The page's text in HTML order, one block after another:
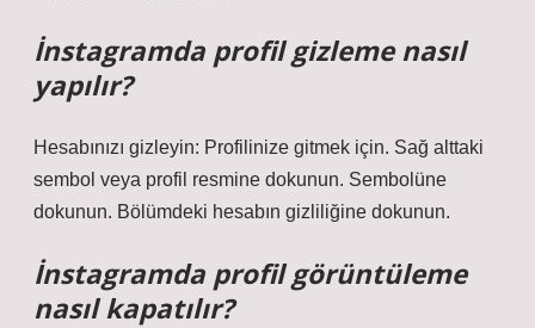
İnstagramda profil gizleme nasıl
yapılır?
Hesabınızı gizleyin: Profilinize gitmek için. Sağ alttaki
sembol veya profil resmine dokunun. Sembolüne
dokunun. Bölümdeki hesabın gizliliğine dokunun.
İnstagramda profil görüntüleme
nasıl kapatılır?